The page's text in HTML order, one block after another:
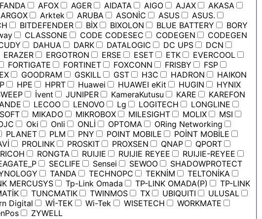
AFOX AGER AIDATA AIGO AJAX
AKASA
ARGOX Arktek ARUBA ASONİC ASUS
ASUS.
BITDEFENDER BİX BIXOLON BLUE BATTERY
BORY
CLASSONE CODE CODESEC CODEGEN
CODEGEN
DAHUA DARK DATALOGIC DC UPS
DCN
ERAZER ERGOTRON ERSE ESET ETK
EVERCOOL
FORTIGATE FORTINET FOXCONN FRISBY
FSP
GOODRAM GSKILL GST H3C HADRON
HAIKON
HPE HPRT Huawei HUAWEI eKit HUGIN
HYNIX
İvent JUNIPER KameraKutusu KARE
KAREFON
LECOO LENOVO Lg LOGITECH
LONGLINE
MIKADO MIKROBOX MILESIGHT MOLIX
MSI
Oki Onli ONLİ OPTOMA
ORing Networking
PLANET PLM PNY POINT MOBILE
POİNT MOBİLE
PROLINK PROSKIT PROXSEN QNAP
QPORT
RICOH RONGTA RUIJIE RUIJIE REYEE
RUIJIE-REYEE
SECLIFE Sensei SEWOO
SHADOWPROTECT
TANDA TECHNOPC TEKNİM
TELTONİKA
MERCUSYS Tp-Link Omada TP-LINK OMADA(P)
TP-LINK
TUNCMATIK TWINMOS TX UBIQUITI
ULUSAL
Digital Wİ-TEK Wi-Tek WISETECH
WORKMATE
ZYWELL